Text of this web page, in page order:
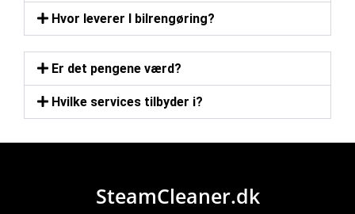
Hvor leverer I bilrengøring?
Er det pengene værd?
Hvilke services tilbyder i?
SteamCleaner.dk